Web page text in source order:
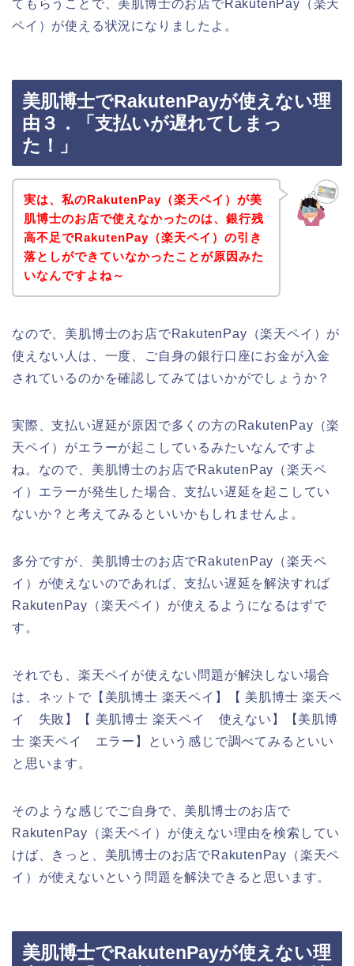
てもらうことで、美肌博士のお店でRakutenPay（楽天
ペイ）が使える状況になりましたよ。
美肌博士でRakutenPayが使えない理
由３．「支払いが遅れてしまっ
た！」
実は、私のRakutenPay（楽天ペイ）が美
肌博士のお店で使えなかったのは、銀行残
高不足でRakutenPay（楽天ペイ）の引き
落としができていなかったことが原因みた
いなんですよね～
なので、美肌博士のお店でRakutenPay（楽天ペイ）が
使えない人は、一度、ご自身の銀行口座にお金が入金
されているのかを確認してみてはいかがでしょうか？
実際、支払い遅延が原因で多くの方のRakutenPay（楽
天ペイ）がエラーが起こしているみたいなんですよ
ね。なので、美肌博士のお店でRakutenPay（楽天ペ
イ）エラーが発生した場合、支払い遅延を起こしてい
ないか？と考えてみるといいかもしれませんよ。
多分ですが、美肌博士のお店でRakutenPay（楽天ペ
イ）が使えないのであれば、支払い遅延を解決すれば
RakutenPay（楽天ペイ）が使えるようになるはずで
す。
それでも、楽天ペイが使えない問題が解決しない場合
は、ネットで【美肌博士 楽天ペイ】【 美肌博士 楽天ペ
イ 失敗】【 美肌博士 楽天ペイ 使えない】【美肌博
士 楽天ペイ エラー】という感じで調べてみるといい
と思います。
そのような感じでご自身で、美肌博士のお店で
RakutenPay（楽天ペイ）が使えない理由を検索してい
けば、きっと、美肌博士のお店でRakutenPay（楽天ペ
イ）が使えないという問題を解決できると思います。
美肌博士でRakutenPayが使えない理